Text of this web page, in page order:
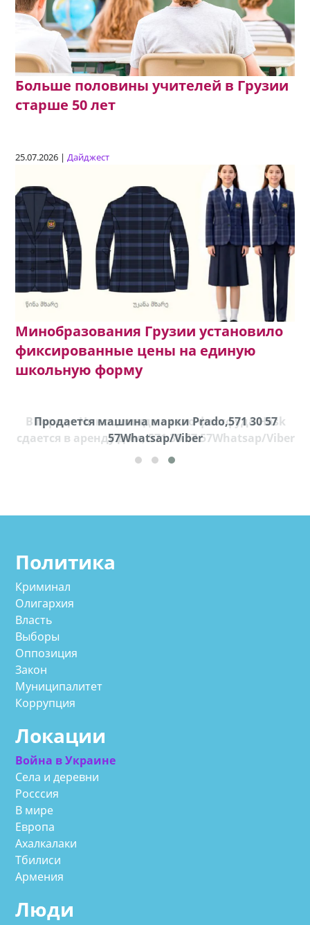
Больше половины учителей в Грузии
старше 50 лет
25.07.2026 |Дайджест
Минобразования Грузии установило
фиксированные цены на единую
школьную форму
В городе Ниноцминда около фастфуда Hask
cдается в аренду дом, 571 30 57 57Whatsap/Viber
Продается машина марки Prado,571 30 57
57Whatsap/Viber
Политика
Криминал
Олигархия
Власть
Выборы
Оппозиция
Закон
Муниципалитет
Коррупция
Локации
Война в Украине
Села и деревни
Росссия
В мире
Европа
Ахалкалаки
Тбилиси
Армения
Люди